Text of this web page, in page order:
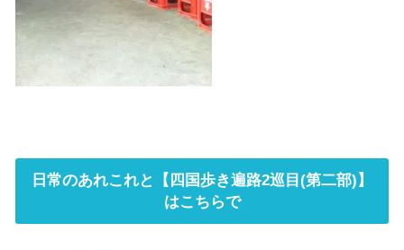
日常のあれこれと【四国歩き遍路2巡目(第二部)】
はこちらで